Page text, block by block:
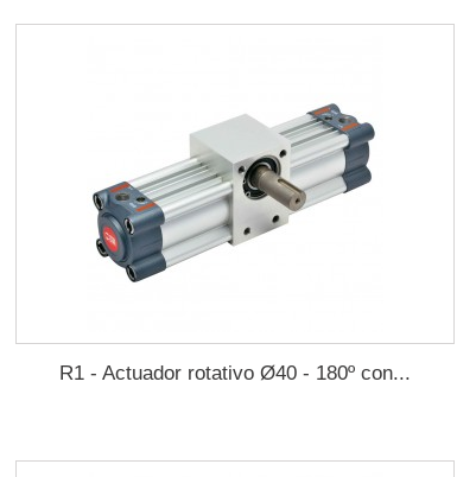
R1 - Actuador rotativo Ø40 - 180º con...